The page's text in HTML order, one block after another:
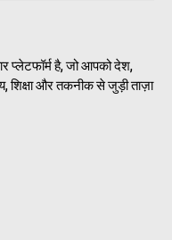
प्लेटफॉर्म है, जो आपको देश,
शिक्षा और तकनीक से जुड़ी ताज़ा